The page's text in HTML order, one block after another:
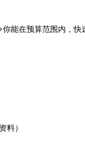
能在预算范围内，快
料）